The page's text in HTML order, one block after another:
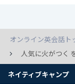
オンライン英会話ト
人気に火がつく
ネイティブキャンプ